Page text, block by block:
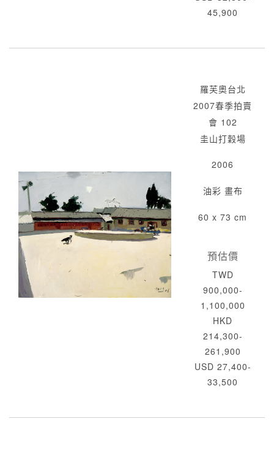
45,900
羅芙奧台北
2007春季拍賣
會 102
圭山打穀場
2006
油彩 畫布
60 x 73 cm
預估價
TWD
900,000-
1,100,000
HKD
214,300-
261,900
USD 27,400-
33,500